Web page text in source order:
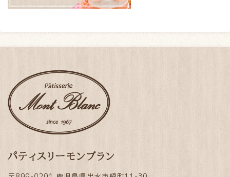
パティスリーモンブラン